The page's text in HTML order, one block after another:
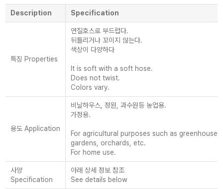
Description Specification
특징 Properties
연질호스로 부드럽다.
뒤틀리거나 꼬이지 않는다.
색상이 다양하다
It is soft with a soft hose.
Does not twist.
Colors vary.
용도 Application
비닐하우스, 정원, 과수원등 농업용.
가정용.
For agricultural purposes such as greenhouses,
gardens, orchards, etc.
For home use.
사양
Specification
아래 상세 정보 참조
See details below